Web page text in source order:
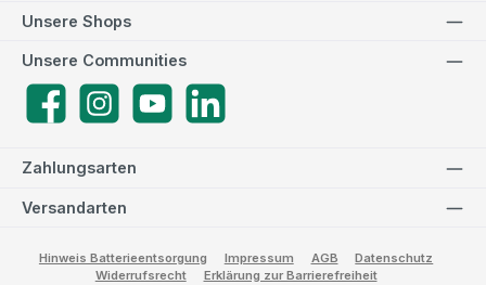
Zahlungsarten
Versandarten
Unsere Communities
FacebookInstagramYouTube
Unsere Shops
Hinweis Batterieentsorgung Impressum AGB
Datenschutz
Widerrufsrecht
Erklärung zur Barrierefreiheit